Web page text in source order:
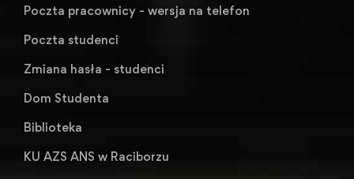
Poczta pracownicy - wersja na telefon
Poczta studenci
Zmiana hasła - studenci
Dom Studenta
Biblioteka
KU AZS ANS w Raciborzu